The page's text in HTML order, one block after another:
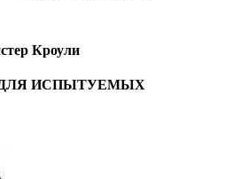
Кроули
ИСПЫТУЕМЫХ